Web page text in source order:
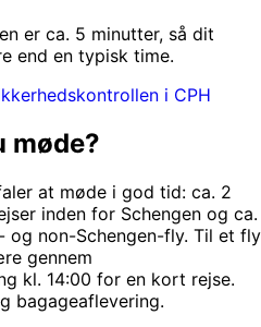
er ca. 5 minutter, så dit
end en typisk time.
i CPH
møde?
at møde i god tid: ca. 2
inden for Schengen og ca.
og non-Schengen-fly. Til et fly
gennem
kl. 14:00 for en kort rejse.
bagageaflevering.